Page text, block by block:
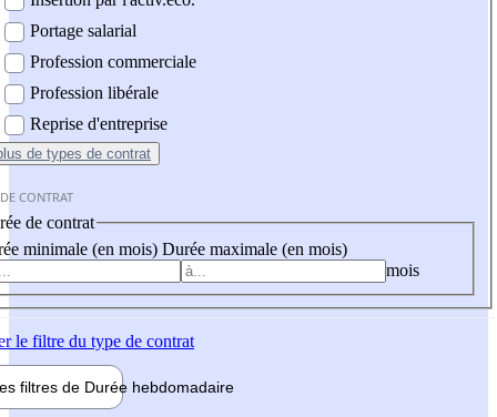
Portage salarial
Profession commerciale
Profession libérale
Reprise d'entreprise
de types de contrat
CONTRAT
de contrat
minimale (en mois) Durée maximale (en mois)
mois
le filtre du type de contrat
filtres de Durée hebdomadaire